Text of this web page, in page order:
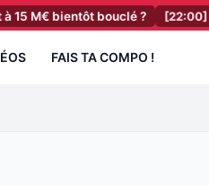
bouclé ? [22:00] RC Lens
FAIS TA COMPO !